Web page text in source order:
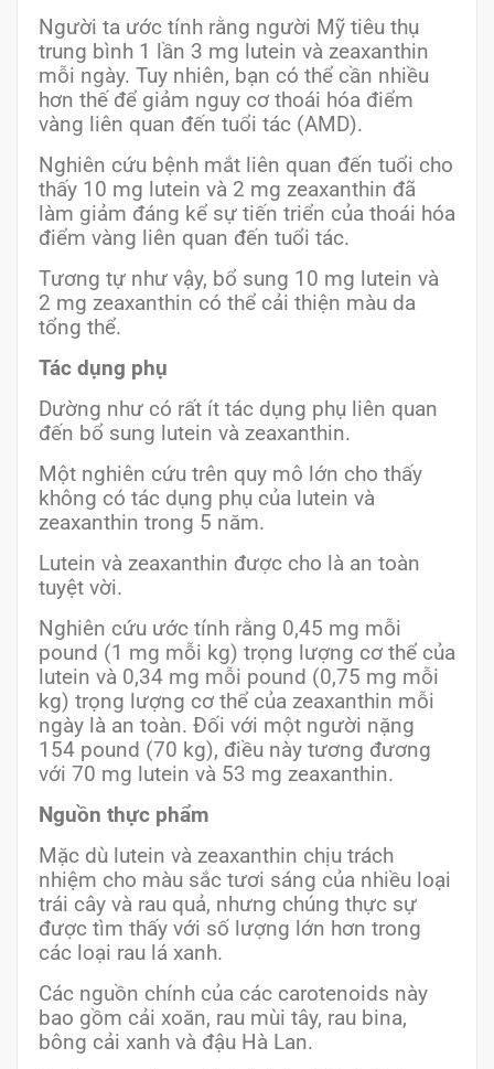
Người ta ước tính rằng người Mỹ tiêu thụ
trung bình 1 lần 3 mg lutein và zeaxanthin
mỗi ngày. Tuy nhiên, bạn có thể cần nhiều
hơn thế để giảm nguy cơ thoái hóa điểm
vàng liên quan đến tuổi tác (AMD).
Nghiên cứu bệnh mắt liên quan đến tuổi cho
thấy 10 mg lutein và 2 mg zeaxanthin đã
làm giảm đáng kể sự tiến triển của thoái hóa
điểm vàng liên quan đến tuổi tác.
Tương tự như vậy, bổ sung 10 mg lutein và
2 mg zeaxanthin có thể cải thiện màu da
tổng thể.
Tác dụng phụ
Dường như có rất ít tác dụng phụ liên quan
đến bổ sung lutein và zeaxanthin.
Một nghiên cứu trên quy mô lớn cho thấy
không có tác dụng phụ của lutein và
zeaxanthin trong 5 năm.
Lutein và zeaxanthin được cho là an toàn
tuyệt vời.
Nghiên cứu ước tính rằng 0,45 mg mỗi
pound (1 mg mỗi kg) trọng lượng cơ thể của
lutein và 0,34 mg mỗi pound (0,75 mg mỗi
kg) trọng lượng cơ thể của zeaxanthin mỗi
ngày là an toàn. Đối với một người nặng
154 pound (70 kg), điều này tương đương
với 70 mg lutein và 53 mg zeaxanthin.
Nguồn thực phẩm
Mặc dù lutein và zeaxanthin chịu trách
nhiệm cho màu sắc tươi sáng của nhiều loại
trái cây và rau quả, nhưng chúng thực sự
được tìm thấy với số lượng lớn hơn trong
các loại rau lá xanh.
Các nguồn chính của các carotenoids này
bao gồm cải xoăn, rau mùi tây, rau bina,
bông cải xanh và đậu Hà Lan.